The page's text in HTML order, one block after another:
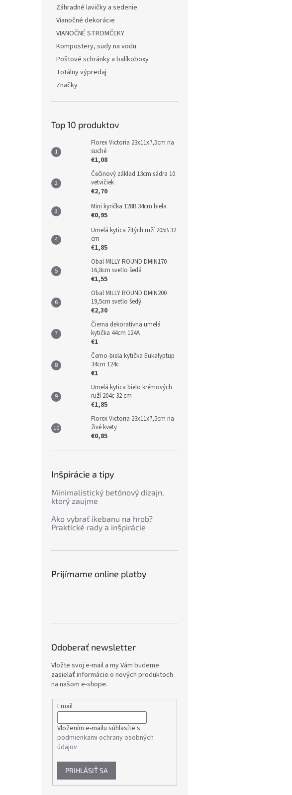
Záhradné lavičky a sedenie
Vianočné dekorácie
VIANOČNÉ STROMČEKY
Kompostery, sudy na vodu
Poštové schránky a balíkoboxy
Totálny výpredaj
Značky
Top 10 produktov
Florex Victoria 23x11x7,5cm na
suché
€1,08
Čečinový základ 13cm sádra 10
vetvičiek
€2,70
Mini kyrička 128B 34cm biela
€0,95
Umelá kytica žltých ruží 205B 32
cm
€1,85
Obal MILLY ROUND DMIN170
16,8cm svetlo šedá
€1,55
Obal MILLY ROUND DMIN200
19,5cm svetlo šedý
€2,30
Čierna dekoratívna umelá
kytička 44cm 124A
€1
Černo-biela kytička Eukalyptup
34cm 124c
€1
Umelá kytica bielo krémových
ruží 204c 32 cm
€1,85
Florex Victoria 23x11x7,5cm na
živé kvety
€0,85
Inšpirácie a tipy
Minimalistický betónový dizajn,
ktorý zaujme
Ako vybrať ikebanu na hrob?
Praktické rady a inšpirácie
Prijímame online platby
Odoberať newsletter
Vložte svoj e-mail a my Vám budeme
zasielať informácie o nových produktoch
na našom e-shope.
Email
Vložením e-mailu súhlasíte s
podmienkami ochrany osobných
údajov
PRIHLÁSIŤ SA